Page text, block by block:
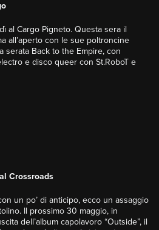
al Cargo Pigneto. Questa sera il
all’aperto con le sue poltroncine
serata Back to the Empire, con
e disco queer con St.RoboT e
Crossroads
un po’ di anticipo, ecco un assaggio
Il prossimo 30 maggio, in
dell’album capolavoro “Outside”, il